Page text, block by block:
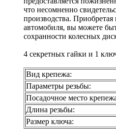
что несомненно
производства. Приобретая
автомобиля, вы можете
сохранности колесных
4 секретных гайки и 1
Вид крепежа:
Параметры резьбы:
Посадочное место
Длина резьбы:
Размер ключа: